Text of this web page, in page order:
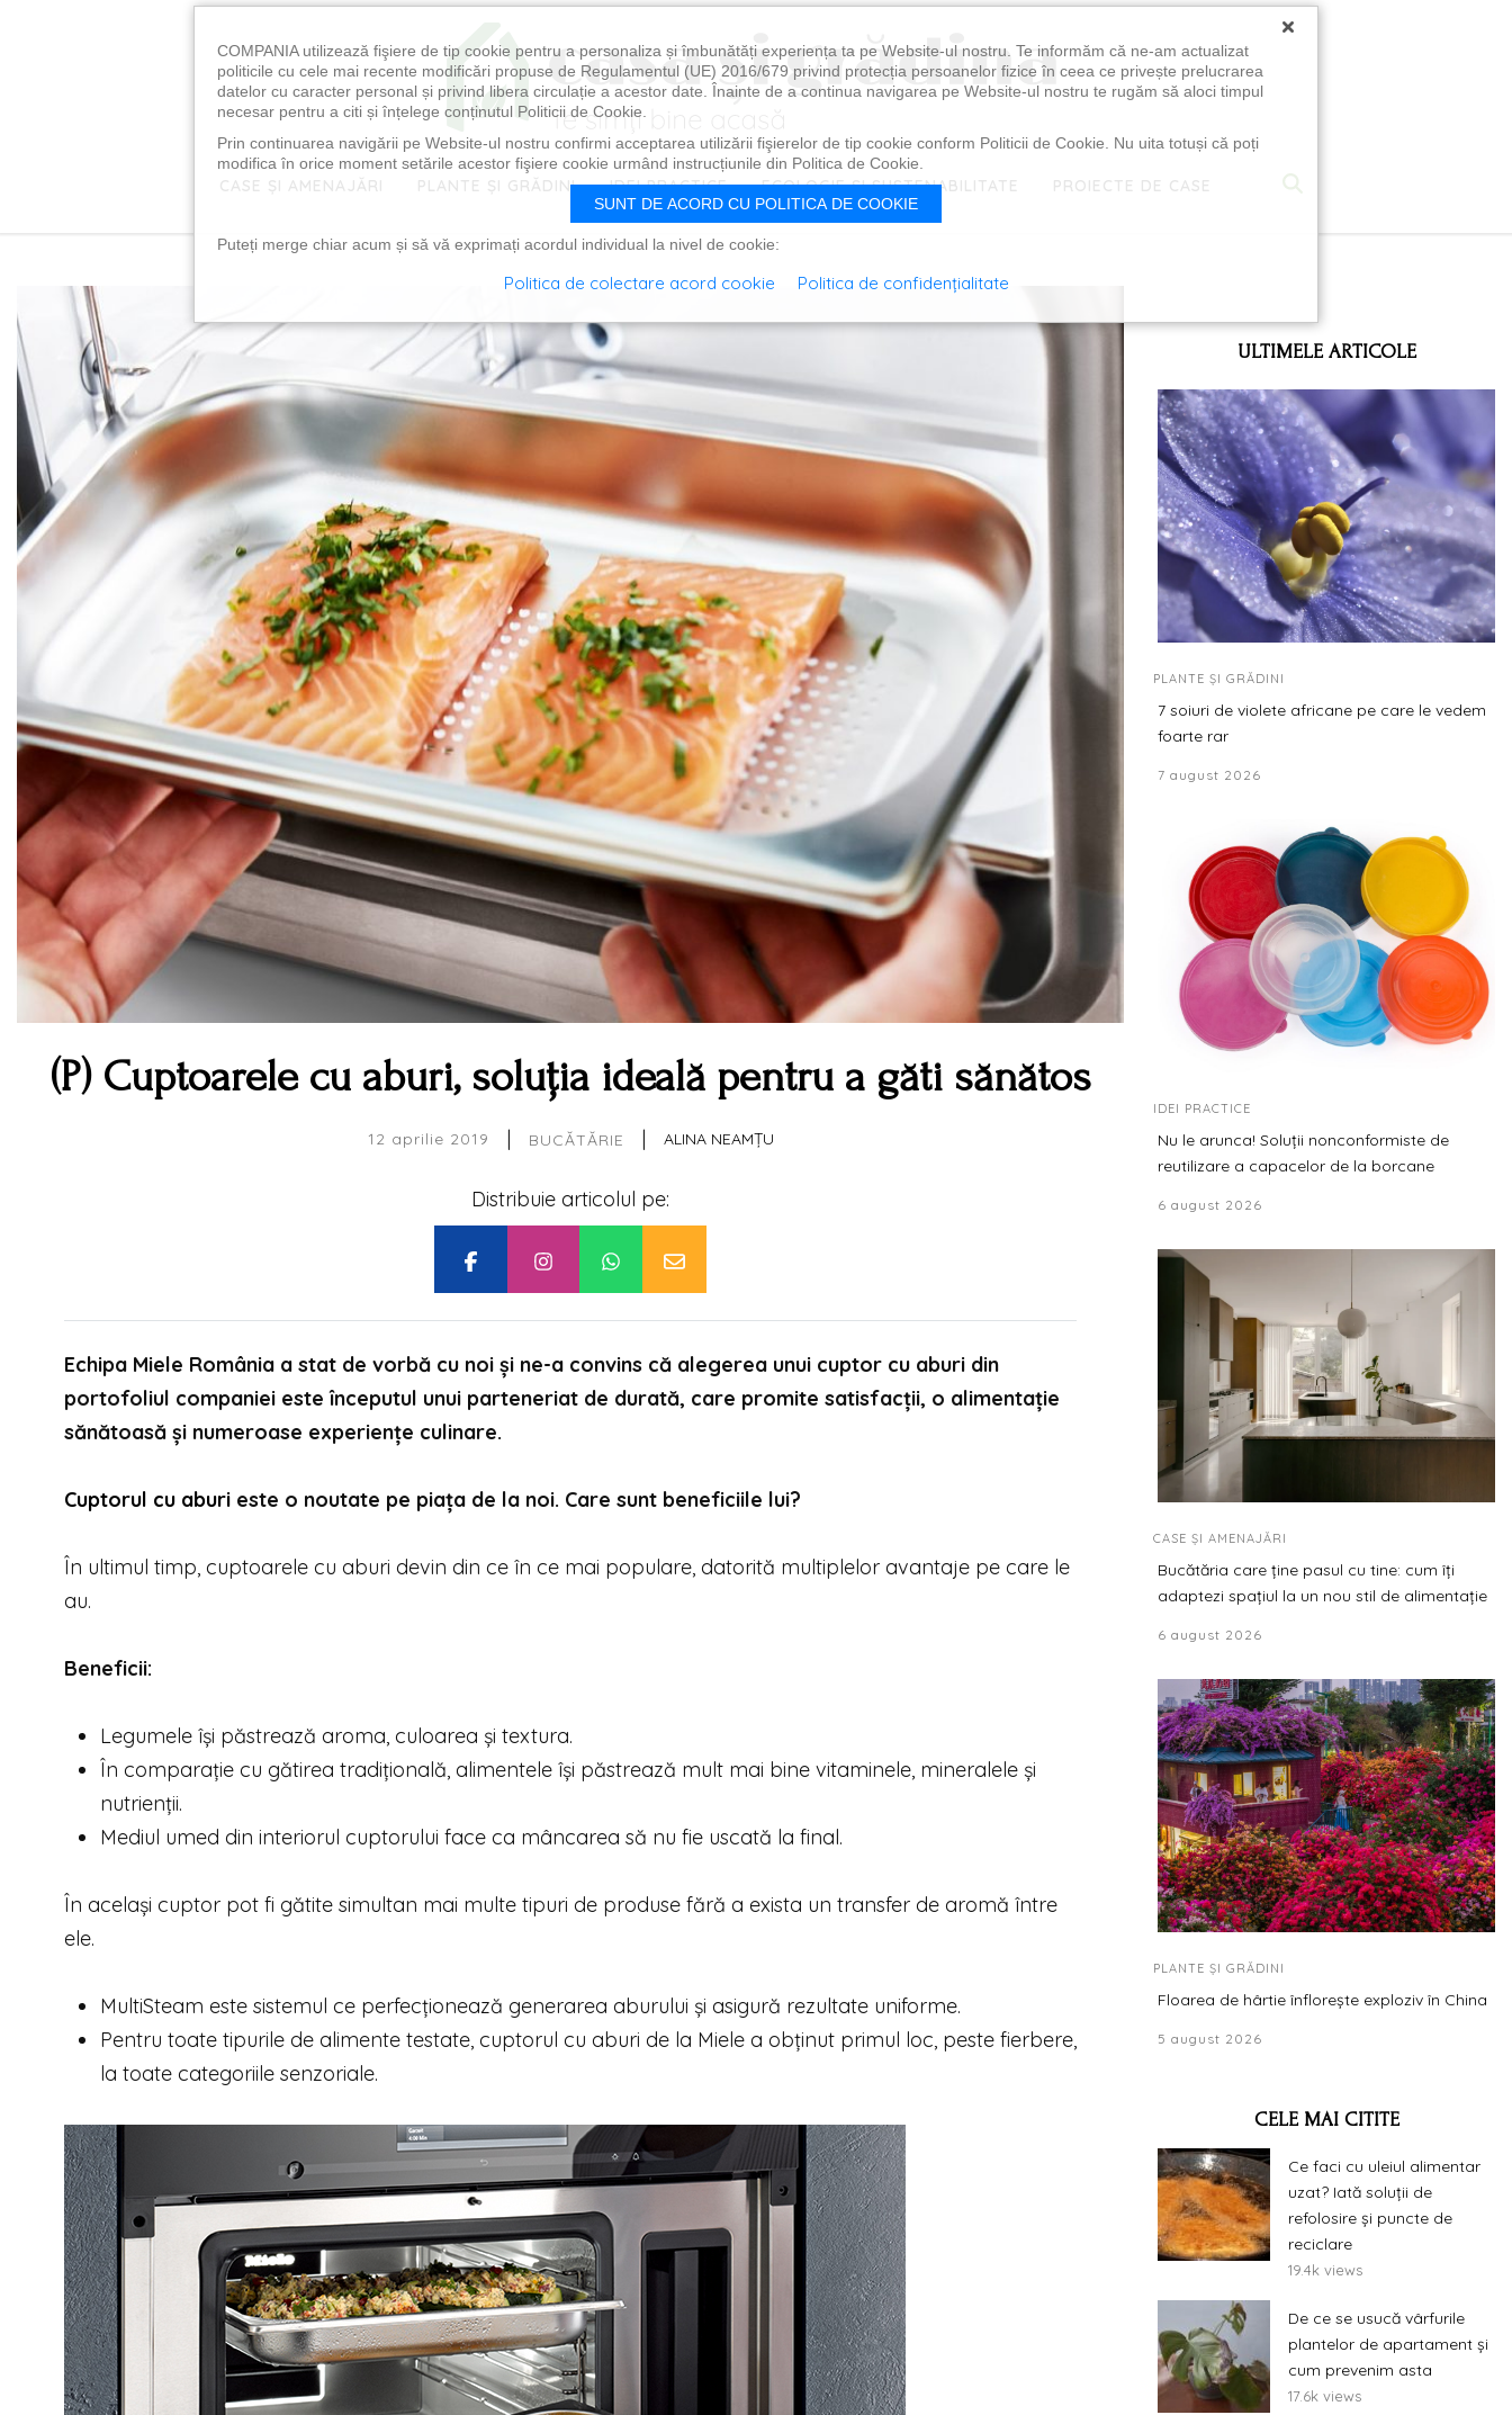
CASE ȘI AMENAJĂRI PLANTE ȘI GRĂDINI IDEI PRACTICE ECOLOGIE ȘI SUSTENABILITATE PROIECTE DE CASE
(P) Cuptoarele cu aburi, soluția ideală pentru a găti sănătos
12 aprilie 2019 | BUCĂTĂRIE | ALINA NEAMȚU
Distribuie articolul pe:
Echipa Miele România a stat de vorbă cu noi şi ne-a convins că alegerea unui cuptor cu aburi din
portofoliul companiei este începutul unui parteneriat de durată, care promite satisfacţii, o alimentaţie
sănătoasă şi numeroase experienţe culinare.
Cuptorul cu aburi este o noutate pe piața de la noi. Care sunt beneficiile lui?
În ultimul timp, cuptoarele cu aburi devin din ce în ce mai populare, datorită multiplelor avantaje pe care le
au.
Beneficii:
Legumele își păstrează aroma, culoarea și textura.
În comparație cu gătirea tradițională, alimentele își păstrează mult mai bine vitaminele, mineralele și
nutrienții.
Mediul umed din interiorul cuptorului face ca mâncarea să nu fie uscată la final.
În același cuptor pot fi gătite simultan mai multe tipuri de produse fără a exista un transfer de aromă între
ele.
MultiSteam este sistemul ce perfecţionează generarea aburului și asigură rezultate uniforme.
Pentru toate tipurile de alimente testate, cuptorul cu aburi de la Miele a obținut primul loc, peste fierbere,
la toate categoriile senzoriale.
ULTIMELE ARTICOLE
PLANTE ȘI GRĂDINI
7 soiuri de violete africane pe care le vedem
foarte rar
7 august 2026
IDEI PRACTICE
Nu le arunca! Soluții nonconformiste de
reutilizare a capacelor de la borcane
6 august 2026
CASE ȘI AMENAJĂRI
Bucătăria care ține pasul cu tine: cum îți
adaptezi spațiul la un nou stil de alimentație
6 august 2026
PLANTE ȘI GRĂDINI
Floarea de hârtie înflorește exploziv în China
5 august 2026
CELE MAI CITITE
Ce faci cu uleiul alimentar
uzat? Iată soluții de
refolosire și puncte de
reciclare
19.4k views
De ce se usucă vârfurile
plantelor de apartament și
cum prevenim asta
17.6k views
×
COMPANIA utilizează fişiere de tip cookie pentru a personaliza și îmbunătăți experiența ta pe Website-ul nostru. Te informăm că ne-am actualizat
politicile cu cele mai recente modificări propuse de Regulamentul (UE) 2016/679 privind protecția persoanelor fizice în ceea ce privește prelucrarea
datelor cu caracter personal și privind libera circulație a acestor date. Înainte de a continua navigarea pe Website-ul nostru te rugăm să aloci timpul
necesar pentru a citi și înțelege conținutul Politicii de Cookie.
Prin continuarea navigării pe Website-ul nostru confirmi acceptarea utilizării fişierelor de tip cookie conform Politicii de Cookie. Nu uita totuși că poți
modifica în orice moment setările acestor fişiere cookie urmând instrucțiunile din Politica de Cookie.
SUNT DE ACORD CU POLITICA DE COOKIE
Puteți merge chiar acum și să vă exprimați acordul individual la nivel de cookie:
Politica de colectare acord cookie Politica de confidențialitate